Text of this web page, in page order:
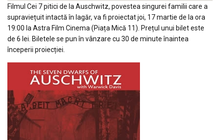
Filmul Cei 7 pitici de la Auschwitz, povestea singurei familii care a
supraviețuit intactă în lagăr, va fi proiectat joi, 17 martie de la ora
19:00 la Astra Film Cinema (Piața Mică 11). Prețul unui bilet este
de 6 lei. Biletele se pun în vânzare cu 30 de minute înaintea
începerii proiecției.